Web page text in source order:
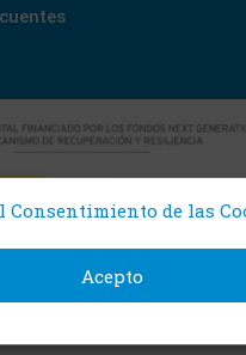
Consentimiento de las
Acepto
2021. Todos los